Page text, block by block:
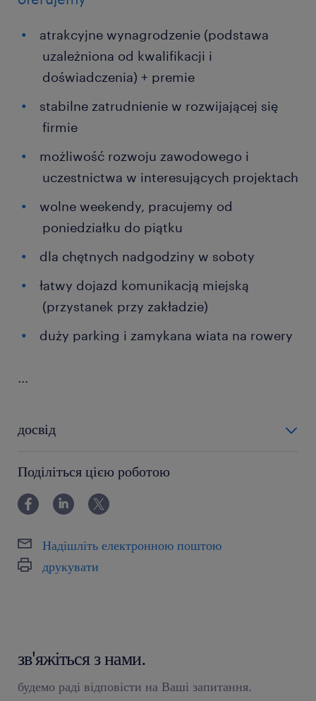
atrakcyjne wynagrodzenie (podstawa
uzależniona od kwalifikacji i
doświadczenia) + premie
stabilne zatrudnienie w rozwijającej się
firmie
możliwość rozwoju zawodowego i
uczestnictwa w interesujących projektach
wolne weekendy, pracujemy od
poniedziałku do piątku
dla chętnych nadgodziny w soboty
łatwy dojazd komunikacją miejską
(przystanek przy zakładzie)
duży parking i zamykana wiata na rowery
...
досвід
Поділіться цією роботою
Надішліть електронною поштою
друкувати
зв'яжіться з нами.
будемо раді відповісти на Ваші запитання.